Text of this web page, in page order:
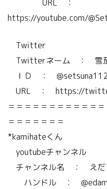
URL ：
https://youtube.com/
Twitter
Twitterネーム ： 雪
ＩＤ ：
URL ： https://
＝＝＝＝＝＝＝＝＝＝＝
＝＝＝＝＝＝＝
*kamihateくん
youtubeチャンネル
チャンネル名 ： えだ
ハンドル ：